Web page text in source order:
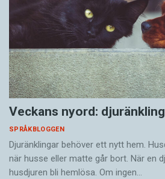
Veckans nyord: djuränkling
SPRÅKBLOGGEN
Djuränklingar behöver ett nytt hem.
när husse eller matte går bort. När en
husdjuren bli hemlösa. Om ingen…